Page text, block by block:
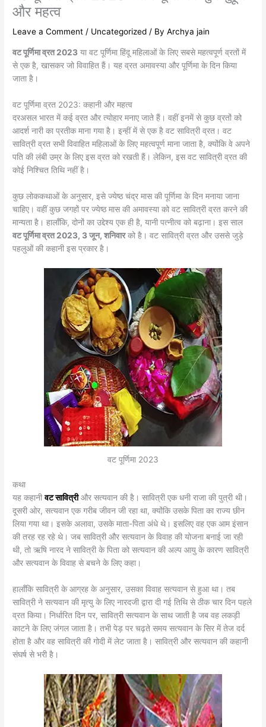
और महत्व
Leave a Comment / Uncategorized / ByArchya jain
वट पूर्णिमा व्रत 2023 या वट पूर्णिमा हिंदू महिलाओं के लिए सबसे महत्वपूर्ण व्रतों में
से एक है, खासकर जो विवाहित हैं। यह व्रत अमावस्या और पूर्णिमा के दिन किया
जाता है।
वट पूर्णिमा व्रत 2023: कहानी और महत्व
दरअसल भारत में कई व्रत और त्योहार मनाए जाते हैं। वहीं इनमें से कुछ व्रतों को
आदर्श नारी का प्रतीक माना गया है। इन्हीं में से एक है वट सावित्री व्रत। वट
सावित्री व्रत सभी विवाहित महिलाओं के लिए महत्वपूर्ण माना जाता है, क्योंकि वे अपने
पति की लंबी उम्र के लिए इस व्रत को रखती हैं। लेकिन, इस वट सावित्री व्रत की
कोई निश्चित तिथि नहीं है।
कुछ लोककथाओं के अनुसार, इसे ज्येष्ठ चंद्र मास की पूर्णिमा के दिन मनाया जाना
चाहिए। वहीं कुछ जगहों पर ज्येष्ठ मास की अमावस्या को वट सावित्री व्रत करने की
मान्यता है। हालाँकि, दोनों का उद्देश्य एक ही है, यानी पत्नीत्व को बढ़ाना। इस साल
वट पूर्णिमाव्रत 2023, 3 जून, शनिवारको है। वट सावित्री व्रत और उससे जुड़े
पहलुओं की कहानी इस प्रकार है।
वट पूर्णिमा 2023
कथा
यह कहानीवट सावित्रीऔर सत्यवान की है। सावित्री एक धनी राजा की पुत्री थी।
दूसरी ओर, सत्यवान एक गरीब जीवन जी रहा था, क्योंकि उसके पिता का राज्य छीन
लिया गया था। इसके अलावा, उसके माता-पिता अंधे थे। इसलिए वह एक आम इंसान
की तरह रह रहे थे। जब सावित्री और सत्यवान के विवाह की योजना बनाई जा रही
थी, तो ऋषि नारद ने सावित्री के पिता को सत्यवान की अल्प आयु के कारण सावित्री
और सत्यवान के विवाह से बचने के लिए कहा।
हालाँकि सावित्री के आग्रह के अनुसार, उसका विवाह सत्यवान से हुआ था। तब
सावित्री ने सत्यवान की मृत्यु के लिए नारदजी द्वारा दी गई तिथि से ठीक चार दिन पहले
व्रत किया। निर्धारित दिन पर, सावित्री सत्यवान के साथ जाती है जब वह लकड़ी
काटने के लिए जंगल जाता है। तभी पेड़ पर चढ़ते समय सत्यवान के सिर में तेज दर्द
होता है और वह सावित्री की गोदी में लेट जाता है। सावित्री और सत्यवान की कहानी
संघर्ष से भरी है।